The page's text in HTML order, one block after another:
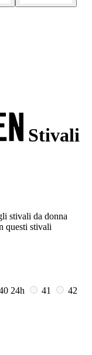
Stivali
stivali da donna
questi stivali
24h 41
42